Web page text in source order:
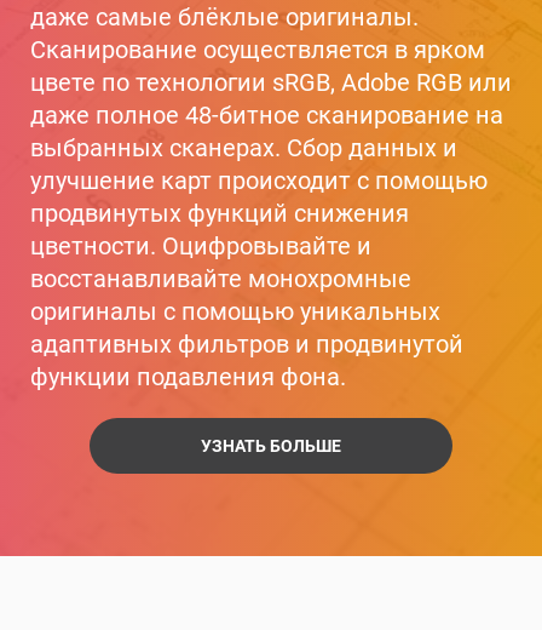
даже самые блёклые оригиналы.
Сканирование осуществляется в ярком
цвете по технологии sRGB, Adobe RGB или
даже полное 48-битное сканирование на
выбранных сканерах. Сбор данных и
улучшение карт происходит с помощью
продвинутых функций снижения
цветности. Оцифровывайте и
восстанавливайте монохромные
оригиналы с помощью уникальных
адаптивных фильтров и продвинутой
функции подавления фона.
УЗНАТЬ БОЛЬШЕ